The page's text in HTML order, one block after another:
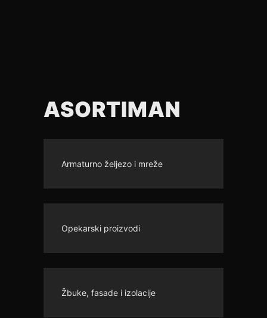
ASORTIMAN
Armaturno željezo i mreže
Opekarski proizvodi
Žbuke, fasade i izolacije